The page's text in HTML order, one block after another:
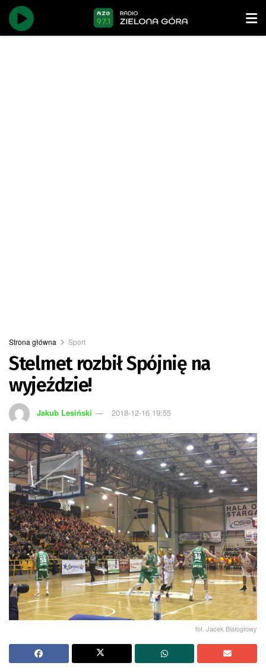
Strona główna Sport
Stelmet rozbił Spójnię na
wyjeździe!
Jakub Lesiński 2018-12-16 19:55
fot. Jacek Białogłowy